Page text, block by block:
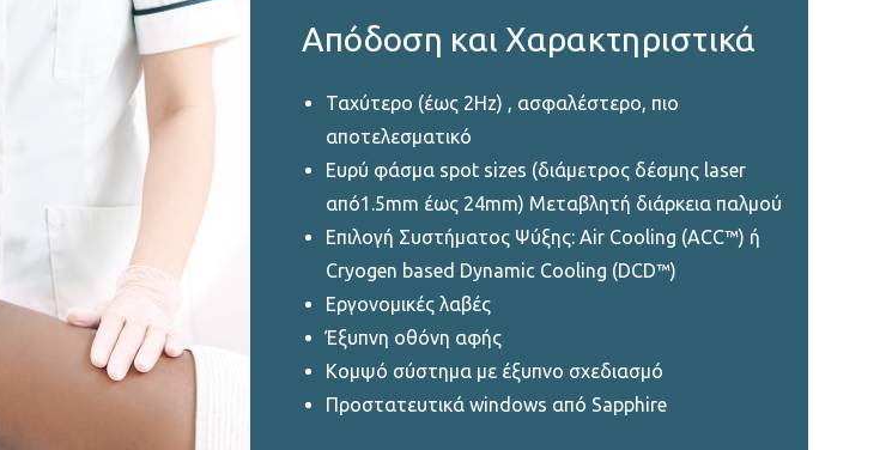
Απόδοση και Χαρακτηριστικά
Ταχύτερο (έως 2Hz) , ασφαλέστερο, πιο
αποτελεσματικό
Ευρύ φάσμα spot sizes (διάμετρος δέσμης laser
από1.5mm έως 24mm) Μεταβλητή διάρκεια παλμού
Επιλογή Συστήματος Ψύξης: Air Cooling (ACC™) ή
Cryogen based Dynamic Cooling (DCD™)
Εργονομικές λαβές
Έξυπνη οθόνη αφής
Κομψό σύστημα με έξυπνο σχεδιασμό
Προστατευτικά windows από Sapphire